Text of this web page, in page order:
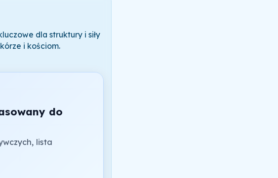
dla struktury i siły
i kościom.
do
lista